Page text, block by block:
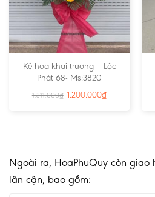
Kệ hoa khai trương – Lộc
Phát 68- Ms:3820
1.311.000₫ 1.200.000₫
Ngoài ra, HoaPhuQuy còn giao
lân cận, bao gồm: